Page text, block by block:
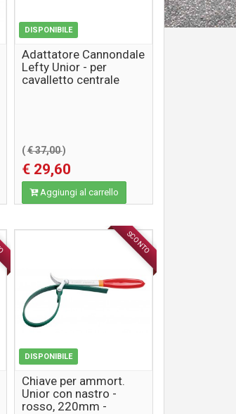
DISPONIBILE
Adattatore Cannondale
Lefty Unior - per
cavalletto centrale
(€ 37,00)
€ 29,60
Aggiungi al carrello
SCONTO
DISPONIBILE
ACCESSORI
Chiave per ammort.
Unior con nastro -
rosso, 220mm -